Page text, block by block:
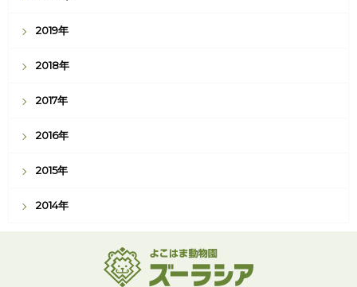
2019年
2018年
2017年
2016年
2015年
2014年